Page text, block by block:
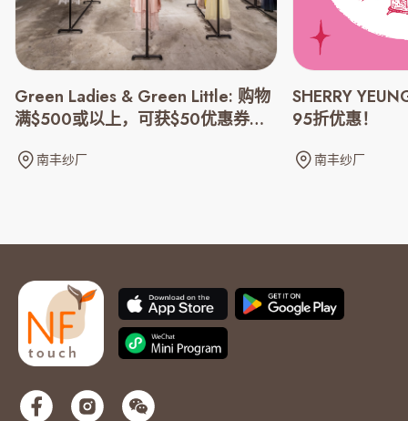
Green Ladies & Green Little: 购物
满$500或以上，可获$50优惠券一
南丰纱厂
SHERRY
95折优惠！
南丰纱厂